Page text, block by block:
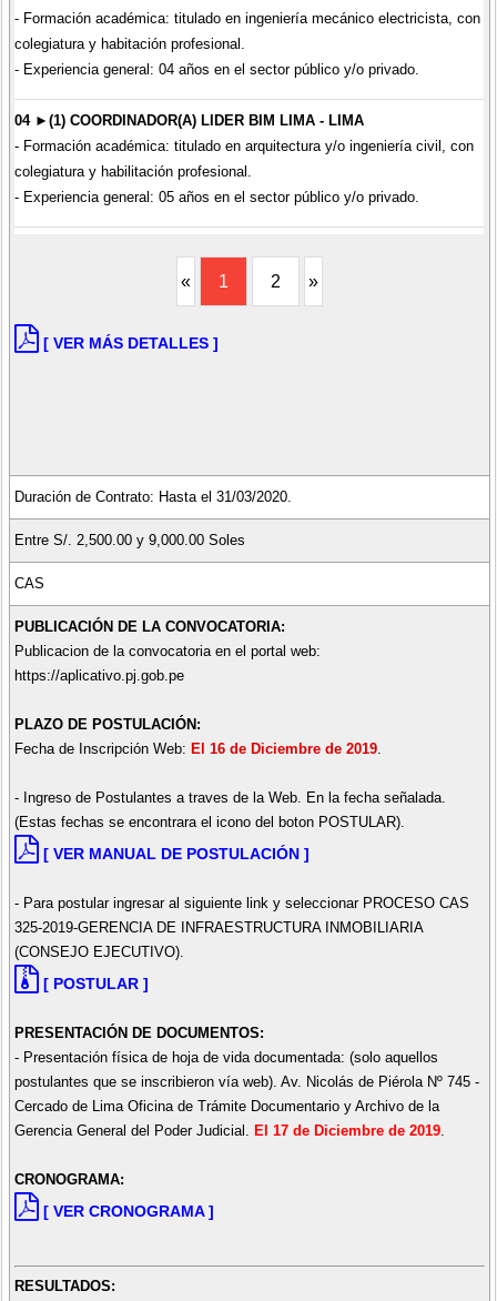
- Formación académica: titulado en ingeniería mecánico electricista, con
colegiatura y habitación profesional.
- Experiencia general: 04 años en el sector público y/o privado.
04 ►(1) COORDINADOR(A) LIDER BIM LIMA - LIMA
- Formación académica: titulado en arquitectura y/o ingeniería civil, con
colegiatura y habilitación profesional.
- Experiencia general: 05 años en el sector público y/o privado.
« 1 2 »
[ VER MÁS DETALLES ]
Duración de Contrato: Hasta el 31/03/2020.
Entre S/. 2,500.00 y 9,000.00 Soles
CAS
PUBLICACIÓN DE LA CONVOCATORIA:
Publicacion de la convocatoria en el portal web:
https://aplicativo.pj.gob.pe
PLAZO DE POSTULACIÓN:
Fecha de Inscripción Web: El 16 de Diciembre de 2019.
- Ingreso de Postulantes a traves de la Web. En la fecha señalada.
(Estas fechas se encontrara el icono del boton POSTULAR).
[ VER MANUAL DE POSTULACIÓN ]
- Para postular ingresar al siguiente link y seleccionar PROCESO CAS
325-2019-GERENCIA DE INFRAESTRUCTURA INMOBILIARIA
(CONSEJO EJECUTIVO).
[ POSTULAR ]
PRESENTACIÓN DE DOCUMENTOS:
- Presentación física de hoja de vida documentada: (solo aquellos
postulantes que se inscribieron vía web). Av. Nicolás de Piérola Nº 745 -
Cercado de Lima Oficina de Trámite Documentario y Archivo de la
Gerencia General del Poder Judicial.
El 17 de Diciembre de 2019.
CRONOGRAMA:
[ VER CRONOGRAMA ]
RESULTADOS: